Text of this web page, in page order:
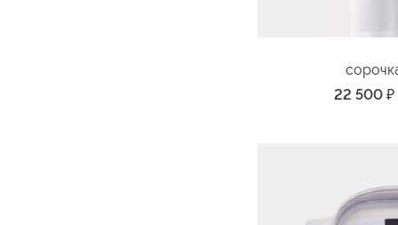
22 500₽